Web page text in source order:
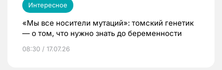
Интересное
«Мы все носители мутаций»: томский генетик
— о том, что нужно знать до беременности
08:30 / 17.07.26